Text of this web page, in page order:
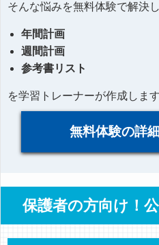
そんな悩みを無料体験で解決
年間計画
週間計画
参考書リスト
を学習トレーナーが作成します
無料体験の詳
保護者の方向け！